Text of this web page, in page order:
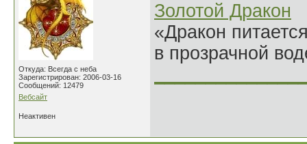
Откуда: Всегда с неба
Зарегистрирован: 2006-03-16
Сообщений: 12479
Вебсайт
Золотой Дракон
«Дракон
в прозрачной
Неактивен